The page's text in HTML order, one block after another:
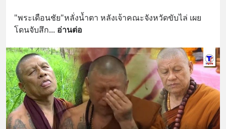
"พระเดือนชัย"หลั่งน้ำตา หลังเจ้าคณะจังหวัดขับไล่ เผย
โดนจับสึก... อ่านต่อ